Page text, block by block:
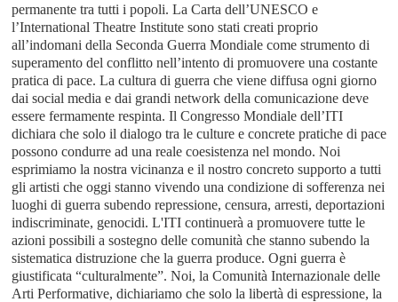
permanente tra tutti i popoli. La Carta dell’UNESCO e
l’International Theatre Institute sono stati creati proprio
all’indomani della Seconda Guerra Mondiale come strumento di
superamento del conflitto nell’intento di promuovere una costante
pratica di pace. La cultura di guerra che viene diffusa ogni giorno
dai social media e dai grandi network della comunicazione deve
essere fermamente respinta. Il Congresso Mondiale dell’ITI
dichiara che solo il dialogo tra le culture e concrete pratiche di pace
possono condurre ad una reale coesistenza nel mondo. Noi
esprimiamo la nostra vicinanza e il nostro concreto supporto a tutti
gli artisti che oggi stanno vivendo una condizione di sofferenza nei
luoghi di guerra subendo repressione, censura, arresti, deportazioni
indiscriminate, genocidi. L'ITI continuerà a promuovere tutte le
azioni possibili a sostegno delle comunità che stanno subendo la
sistematica distruzione che la guerra produce. Ogni guerra è
giustificata “culturalmente”. Noi, la Comunità Internazionale delle
Arti Performative, dichiariamo che solo la libertà di espressione, la